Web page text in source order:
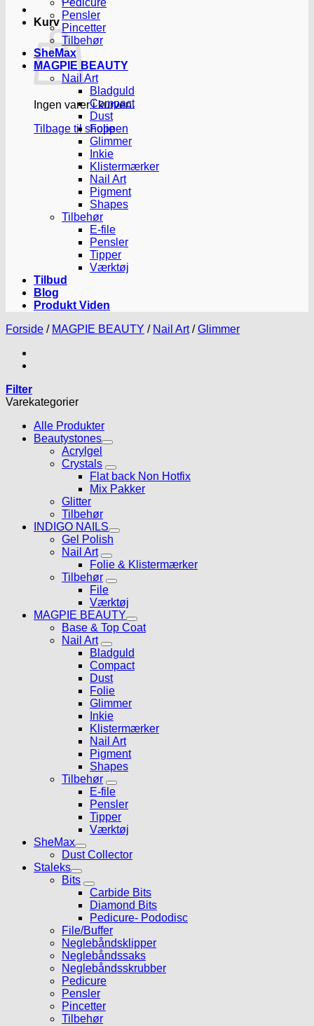
Kurv
Ingen varer i kurven.
Tilbage til shoppen
Pedicure
Pensler
Pincetter
Tilbehør
SheMax
MAGPIE BEAUTY
Nail Art
Bladguld
Compact
Dust
Folie
Glimmer
Inkie
Klistermærker
Nail Art
Pigment
Shapes
Tilbehør
E-file
Pensler
Tipper
Værktøj
Tilbud
Blog
Produkt Viden
Forside / MAGPIE BEAUTY / Nail Art / Glimmer
Filter
Varekategorier
Alle Produkter
Beautystones
Acrylgel
Crystals
Flat back Non Hotfix
Mix Pakker
Glitter
Tilbehør
INDIGO NAILS
Gel Polish
Nail Art
Folie & Klistermærker
Tilbehør
File
Værktøj
MAGPIE BEAUTY
Base & Top Coat
Nail Art
Bladguld
Compact
Dust
Folie
Glimmer
Inkie
Klistermærker
Nail Art
Pigment
Shapes
Tilbehør
E-file
Pensler
Tipper
Værktøj
SheMax
Dust Collector
Staleks
Bits
Carbide Bits
Diamond Bits
Pedicure- Pododisc
File/Buffer
Neglebåndsklipper
Neglebåndssaks
Neglebåndsskrubber
Pedicure
Pensler
Pincetter
Tilbehør